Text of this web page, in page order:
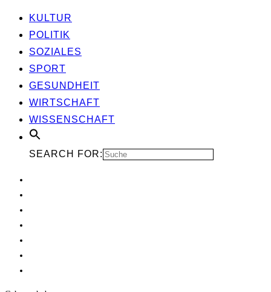
KUL­TUR
POLI­TIK
SOZIA­LES
SPORT
GESUND­HEIT
WIRT­SCHAFT
WIS­SEN­SCHAFT
SEARCH FOR: